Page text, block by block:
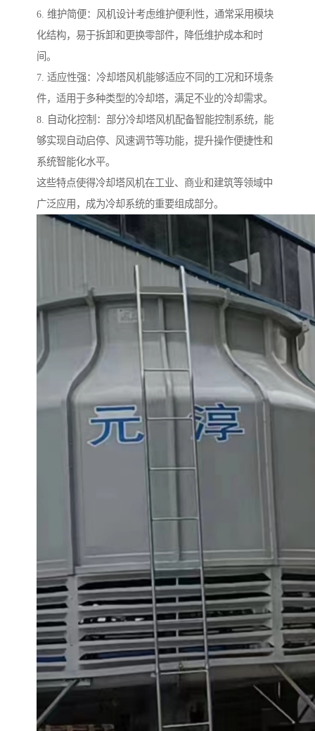
6. 维护简便：风机设计考虑维护便利性，通常采用模块
化结构，易于拆卸和更换零部件，降低维护成本和时
间。
7. 适应性强：冷却塔风机能够适应不同的工况和环境条
件，适用于多种类型的冷却塔，满足不业的冷却需求。
8. 自动化控制：部分冷却塔风机配备智能控制系统，能
够实现自动启停、风速调节等功能，提升操作便捷性和
系统智能化水平。
这些特点使得冷却塔风机在工业、商业和建筑等领域中
广泛应用，成为冷却系统的重要组成部分。